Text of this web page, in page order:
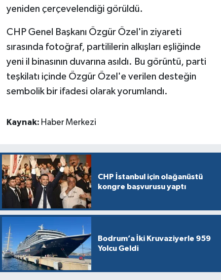
yeniden çerçevelendiği görüldü.
CHP Genel Başkanı Özgür Özel'in ziyareti
sırasında fotoğraf, partililerin alkışları eşliğinde
yeni il binasının duvarına asıldı. Bu görüntü, parti
teşkilatı içinde Özgür Özel'e verilen desteğin
sembolik bir ifadesi olarak yorumlandı.
Kaynak: Haber Merkezi
CHP İstanbul için olağanüstü
kongre başvurusu yaptı
Bodrum’a İki Kruvaziyerle 959
Yolcu Geldi